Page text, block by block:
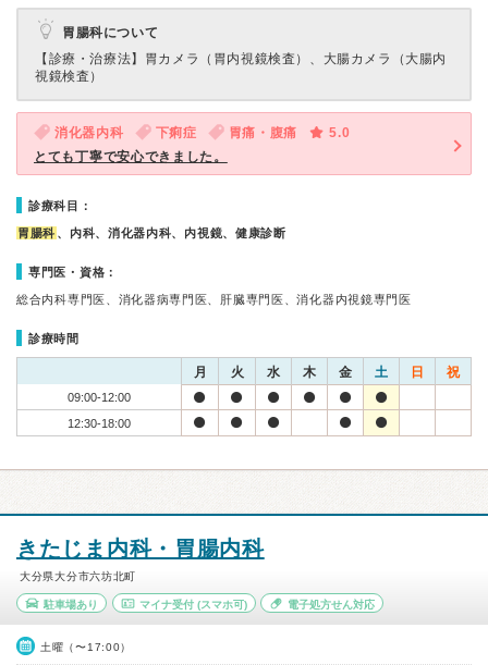
胃腸科について
【診療・治療法】 胃カメラ（胃内視鏡検査）、大腸カメラ（大腸内
視鏡検査）
消化器内科 下痢症 胃痛・腹痛
5.0
とても丁寧で安心できました。
診療科目：
胃腸科 、内科、消化器内科、内視鏡、健康診断
専門医・資格：
総合内科専門医、消化器病専門医、肝臓専門医、消化器内視鏡専門医
診療時間
月 火 水 木 金 土 日 祝
09:00-12:00
12:30-18:00
きたじま内科・胃腸内科
大分県大分市六坊北町
駐車場あり マイナ受付(スマホ可) 電子処方せん対応
土曜（〜17:00）